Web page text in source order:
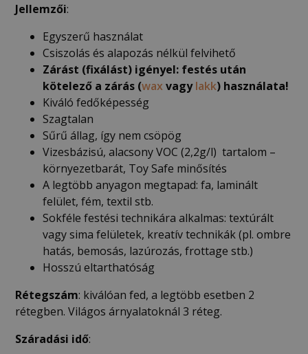
Jellemzői:
Egyszerű használat
Csiszolás és alapozás nélkül felvihető
Zárást (fixálást) igényel: festés után
kötelező a zárás (waxvagylakk) használata!
Kiváló fedőképesség
Szagtalan
Sűrű állag, így nem csöpög
Vizesbázisú, alacsony VOC (2,2g/l) tartalom –
környezetbarát, Toy Safe minősítés
A legtöbb anyagon megtapad: fa, laminált
felület, fém, textil stb.
Sokféle festési technikára alkalmas: textúrált
vagy sima felületek, kreatív technikák (pl. ombre
hatás, bemosás, lazúrozás, frottage stb.)
Hosszú eltarthatóság
Rétegszám: kiválóan fed, a legtöbb esetben 2
rétegben. Világos árnyalatoknál 3 réteg.
Száradási idő: